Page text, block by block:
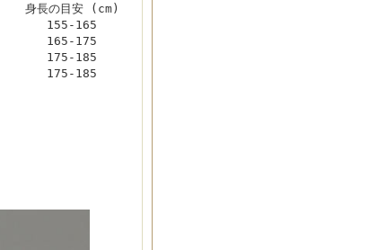
身長の目安 (cm)
155-165
165-175
175-185
175-185